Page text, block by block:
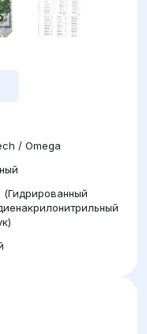
/ Omega
(Гидрированный